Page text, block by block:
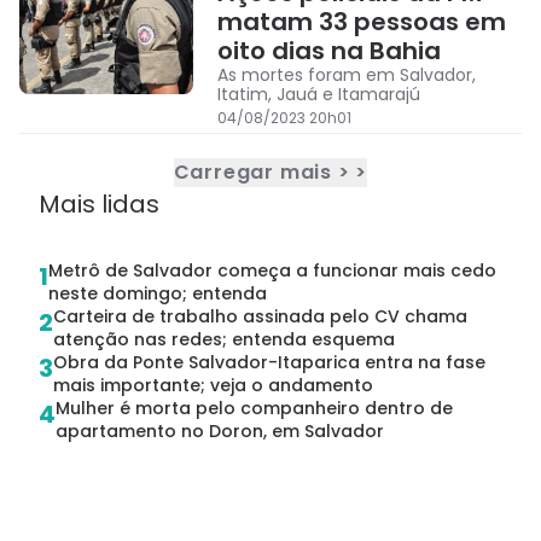
matam 33 pessoas em
oito dias na Bahia
As mortes foram em Salvador,
Itatim, Jauá e Itamarajú
04/08/2023 20h01
Carregar mais > >
Mais lidas
1Metrô de Salvador começa a funcionar mais cedo
neste domingo; entenda
2Carteira de trabalho assinada pelo CV chama
atenção nas redes; entenda esquema
3Obra da Ponte Salvador-Itaparica entra na fase
mais importante; veja o andamento
4Mulher é morta pelo companheiro dentro de
apartamento no Doron, em Salvador